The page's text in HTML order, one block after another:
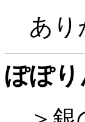
あり
ぽぽり